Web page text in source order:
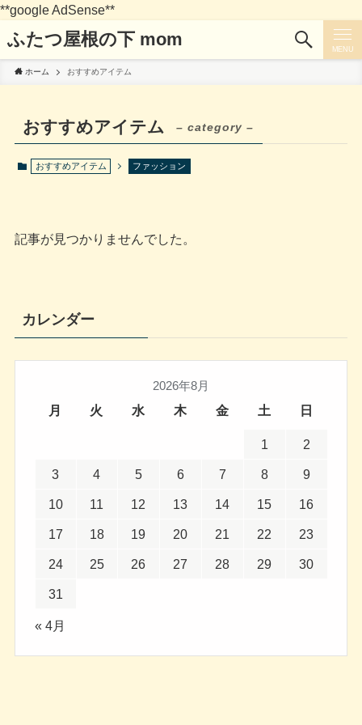
**google AdSense**
ふたつ屋根の下 mom MENU
ホーム おすすめアイテム
おすすめアイテム – category –
おすすめアイテム ファッション
記事が見つかりませんでした。
カレンダー
2026年8月
月 火 水 木 金 土 日
1 2
3 4 5 6 7 8 9
10 11 12 13 14 15 16
17 18 19 20 21 22 23
24 25 26 27 28 29 30
31
« 4月